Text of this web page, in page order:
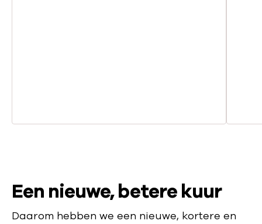
Een nieuwe, betere kuur
Daarom hebben we een nieuwe, kortere en